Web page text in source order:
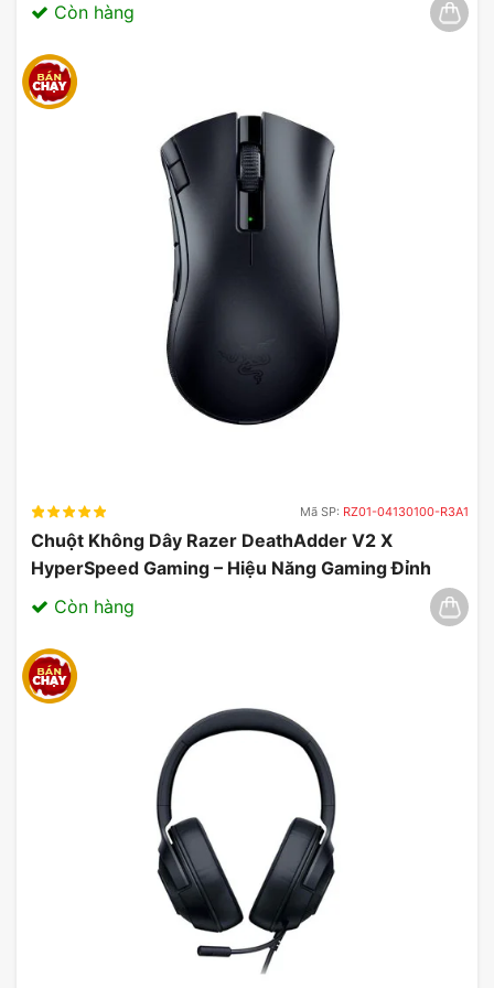
Mygear và chờ đợi những ưu đãi hấp dẫn!
Còn hàng
Mã SP: RZ01-04130100-R3A1
Chuột Không Dây Razer DeathAdder V2 X
HyperSpeed Gaming – Hiệu Năng Gaming Đỉnh
Cao 03/2025
Còn hàng